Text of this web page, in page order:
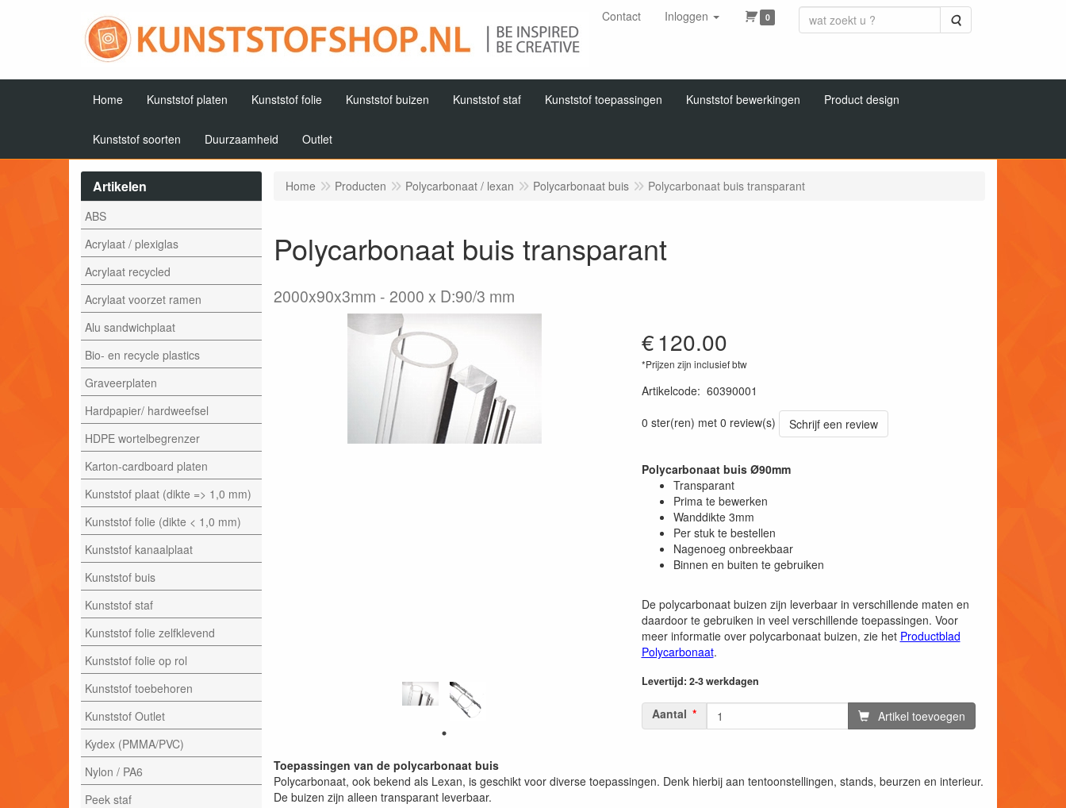
Contact Inloggen 0 Zoeken
Home Kunststof platen Kunststof folie Kunststof buizen Kunststof staf Kunststof toepassingen Kunststof bewerkingen Product design
Kunststof soorten Duurzaamheid Outlet
Artikelen
ABS
Acrylaat / plexiglas
Acrylaat recycled
Acrylaat voorzet ramen
Alu sandwichplaat
Bio- en recycle plastics
Graveerplaten
Hardpapier/ hardweefsel
HDPE wortelbegrenzer
Karton-cardboard platen
Kunststof plaat (dikte => 1,0 mm)
Kunststof folie (dikte < 1,0 mm)
Kunststof kanaalplaat
Kunststof buis
Kunststof staf
Kunststof folie zelfklevend
Kunststof folie op rol
Kunststof toebehoren
Kunststof Outlet
Kydex (PMMA/PVC)
Nylon / PA6
Peek staf
Home Producten Polycarbonaat / lexan Polycarbonaat buis Polycarbonaat buis transparant
Polycarbonaat buis transparant
2000x90x3mm 2000 x D:90/3 mm
€120.00
*Prijzen zijn inclusief btw
Artikelcode: 60390001
0 ster(ren) met 0 review(s)
Schrijf een review
Polycarbonaat buis Ø90mm
Transparant
Prima te bewerken
Wanddikte 3mm
Per stuk te bestellen
Nagenoeg onbreekbaar
Binnen en buiten te gebruiken
De polycarbonaat buizen zijn leverbaar in verschillende maten en
daardoor te gebruiken in veel verschillende toepassingen. Voor
meer informatie over polycarbonaat buizen, zie het Productblad
Polycarbonaat.
Levertijd: 2-3 werkdagen
Aantal Artikel toevoegen
Toepassingen van de polycarbonaat buis
Polycarbonaat, ook bekend als Lexan, is geschikt voor diverse toepassingen. Denk hierbij aan tentoonstellingen, stands, beurzen en interieur.
De buizen zijn alleen transparant leverbaar.